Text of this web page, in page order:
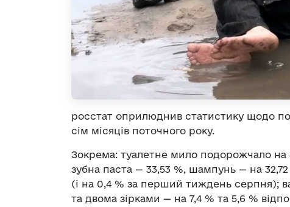
росстат оприлюднив статистику щодо
сім місяців поточного року.
Зокрема: туалетне мило подорожчало на
зубна паста — 33,53 %, шампунь — на
(і на 0,4 % за перший тиждень серпня);
та двома зірками — на 7,4 % та 5,6 %